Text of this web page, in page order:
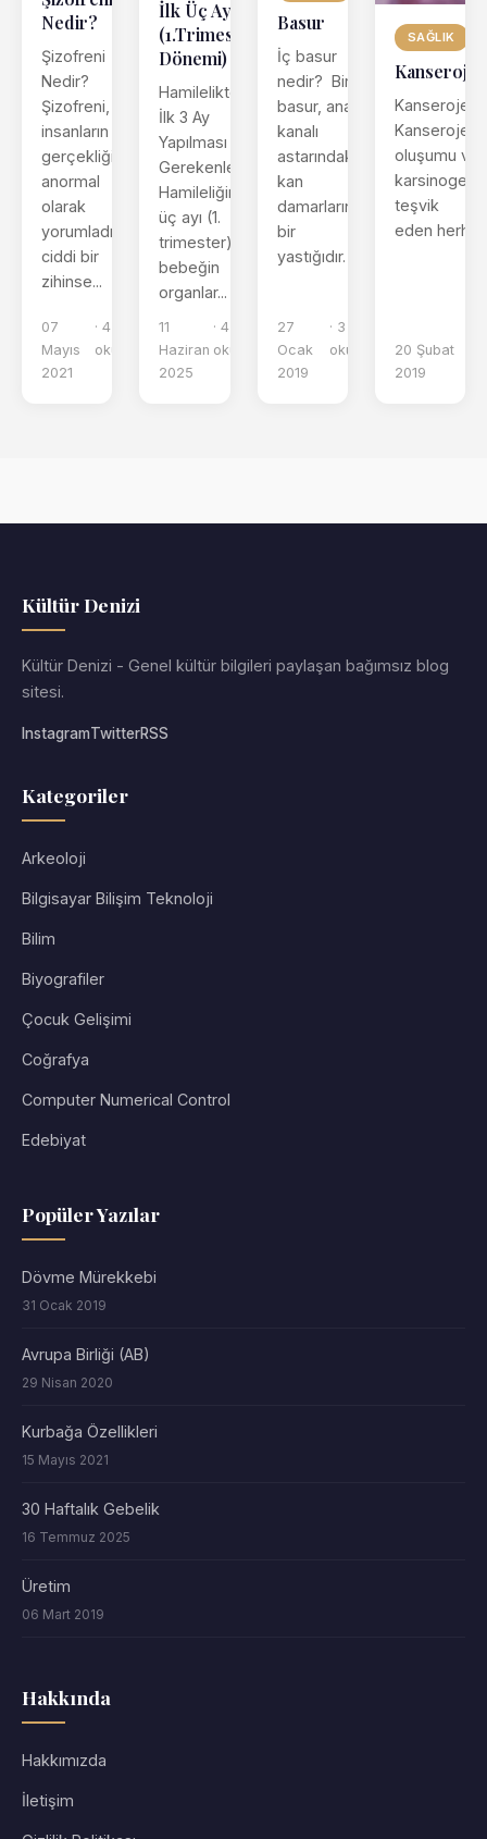
Nedir?
Şizofreni
Nedir?
Şizofreni,
insanların
gerçekliği
anormal
olarak
yorumladıkları
ciddi bir
zihinse...
07
Mayıs
2021
· 4 dk
okuma
İlk Üç Ayı
(1.Trimester
Dönemi)
Hamilelikte
İlk 3 Ay
Yapılması
Gerekenler
Hamileliğin ilk
üç ayı (1.
trimester),
bebeğin
organlar...
11
Haziran
2025
· 4 dk
okuma
Basur
İç basur
nedir? Bir
basur, anal
kanalı
astarındaki
kan
damarlarının
bir
yastığıdır. Bü...
27
Ocak
2019
· 3 dk
okuma
SAĞLIK
Kanserojen
Kanserojen
Kanserojen,
oluşumu
teşvik
eden
20 Şubat
2019
Kültür Denizi
Kültür Denizi - Genel kültür bilgileri paylaşan bağımsız blog
sitesi.
InstagramTwitterRSS
Kategoriler
Arkeoloji
Bilgisayar Bilişim Teknoloji
Bilim
Biyografiler
Çocuk Gelişimi
Coğrafya
Computer Numerical Control
Edebiyat
Popüler Yazılar
Dövme Mürekkebi
31 Ocak 2019
Avrupa Birliği (AB)
29 Nisan 2020
Kurbağa Özellikleri
15 Mayıs 2021
30 Haftalık Gebelik
16 Temmuz 2025
Üretim
06 Mart 2019
Hakkında
Hakkımızda
İletişim